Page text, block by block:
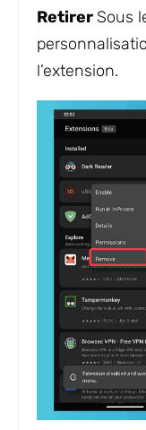
Retirer Sous
l’extension.